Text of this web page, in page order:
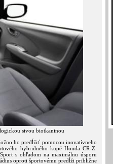
sivou biotkaninou
ho predĺžiť pomocou inovatívneho
hybridného kupé Honda CR-Z.
s ohľadom na maximálnu úsporu
oproti športovému predĺži približne